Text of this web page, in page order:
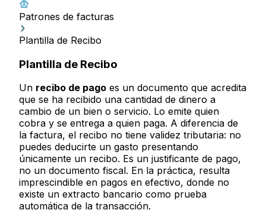
Patrones de facturas
Plantilla de Recibo
Plantilla de Recibo
Un recibo de pago es un documento que acredita
que se ha recibido una cantidad de dinero a
cambio de un bien o servicio. Lo emite quien
cobra y se entrega a quien paga. A diferencia de
la factura, el recibo no tiene validez tributaria: no
puedes deducirte un gasto presentando
únicamente un recibo. Es un justificante de pago,
no un documento fiscal. En la práctica, resulta
imprescindible en pagos en efectivo, donde no
existe un extracto bancario como prueba
automática de la transacción.